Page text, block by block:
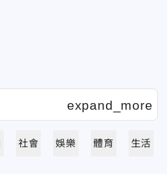
社會 娛樂 體育 生活